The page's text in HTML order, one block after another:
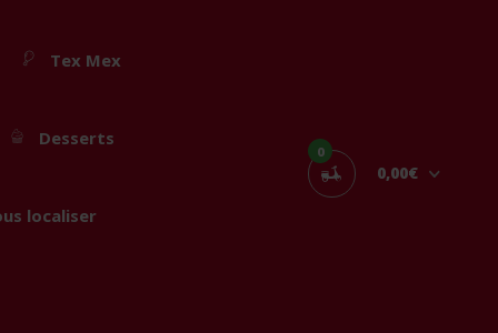
Tex Mex
Desserts
localiser
0,00€
0